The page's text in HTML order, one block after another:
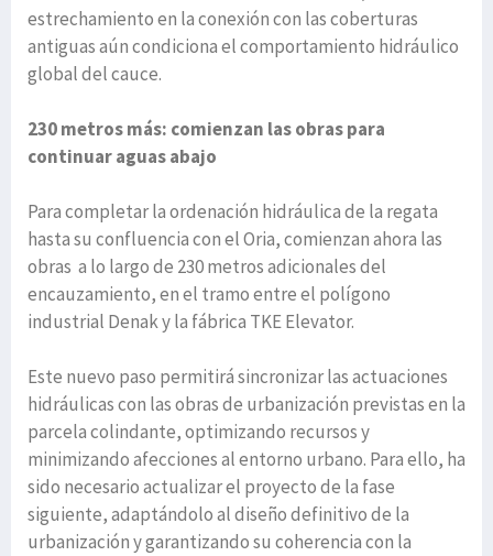
estrechamiento en la conexión con las coberturas
antiguas aún condiciona el comportamiento hidráulico
global del cauce.
230 metros más: comienzan las obras para
continuar aguas abajo
Para completar la ordenación hidráulica de la regata
hasta su confluencia con el Oria, comienzan ahora las
obras a lo largo de 230 metros adicionales del
encauzamiento, en el tramo entre el polígono
industrial Denak y la fábrica TKE Elevator.
Este nuevo paso permitirá sincronizar las actuaciones
hidráulicas con las obras de urbanización previstas en la
parcela colindante, optimizando recursos y
minimizando afecciones al entorno urbano. Para ello, ha
sido necesario actualizar el proyecto de la fase
siguiente, adaptándolo al diseño definitivo de la
urbanización y garantizando su coherencia con la